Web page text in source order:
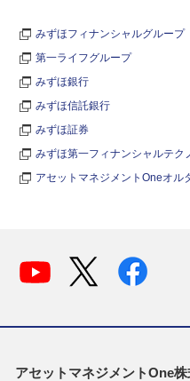
みずほフィナンシャルグループ
第一ライフグループ
みずほ銀行
みずほ信託銀行
みずほ証券
みずほ第一フィナンシャルテク
アセットマネジメントOneオル
アセットマネジメントOne